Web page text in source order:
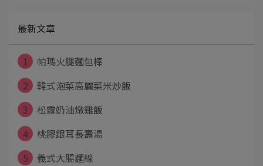
最新文章
1
帕瑪火腿麵包棒
2
韓式泡菜高麗菜米炒飯
3
松露奶油燉雞飯
4
桃膠銀耳長壽湯
5
義式大腸麵線